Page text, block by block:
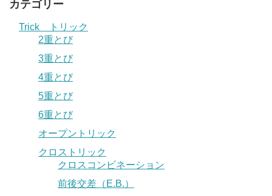
カテゴリー
Trick トリック
2重とび
3重とび
4重とび
5重とび
6重とび
オープントリック
クロストリック
クロスコンビネーション
前後交差（E.B.）